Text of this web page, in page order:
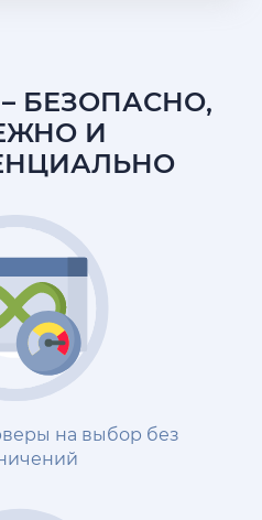
– БЕЗОПАСНО,
И
на выбор без